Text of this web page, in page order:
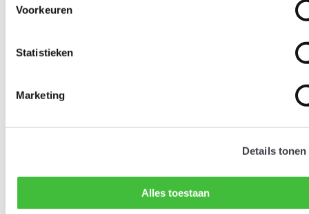
Voorkeuren
Statistieken
Marketing
Details tonen
Alles toestaan